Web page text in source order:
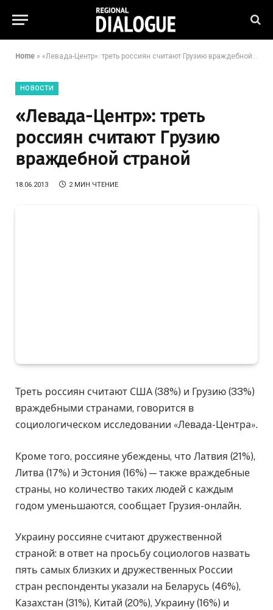
Home » «Левада-Центр»: треть россиян считают Грузию враждебной страной
НОВОСТИ
«Левада-Центр»: треть
россиян считают Грузию
враждебной страной
18.06.2013 2 МИН ЧТЕНИЕ
Треть россиян считают США (38%) и Грузию (33%)
враждебными странами, говорится в
социологическом исследовании «Левада-Центра».
Кроме того, россияне убеждены, что Латвия (21%),
Литва (17%) и Эстония (16%) — также враждебные
страны, но количество таких людей с каждым
годом уменьшаются, сообщает Грузия-онлайн.
Украину россияне считают дружественной
страной: в ответ на просьбу социологов назвать
пять самых близких и дружественных России
стран респонденты указали на Беларусь (46%),
Казахстан (31%), Китай (20%), Украину (16%) и